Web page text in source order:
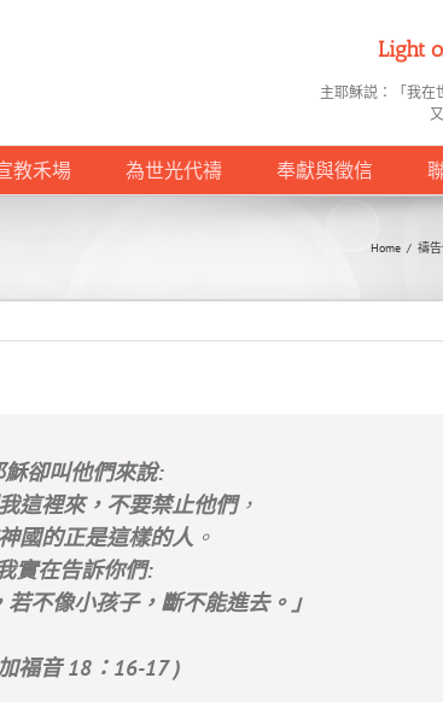
Light
主耶穌説：「我在
教禾場 為世光代禱 奉獻與徵信
Home / 禱
穌卻叫他們來說:
我這裡來，不要禁止他們，
國的正是這樣的人 。
實在告訴你們:
不像小孩子，斷不能進去。」
福音 18：16-17 )